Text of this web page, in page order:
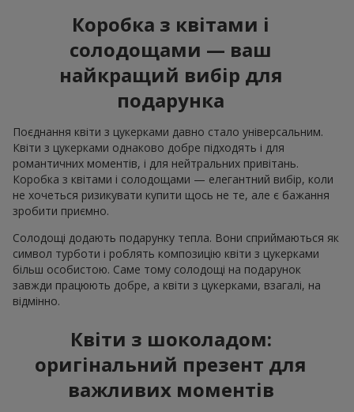
Коробка з квітами і
солодощами — ваш
найкращий вибір для
подарунка
Поєднання квіти з цукерками давно стало універсальним.
Квіти з цукерками однаково добре підходять і для
романтичних моментів, і для нейтральних привітань.
Коробка з квітами і солодощами — елегантний вибір, коли
не хочеться ризикувати купити щось не те, але є бажання
зробити приємно.
Солодощі додають подарунку тепла. Вони сприймаються як
символ турботи і роблять композицію квіти з цукерками
більш особистою. Саме тому солодощі на подарунок
завжди працюють добре, а квіти з цукерками, взагалі, на
відмінно.
Квіти з шоколадом:
оригінальний презент для
важливих моментів